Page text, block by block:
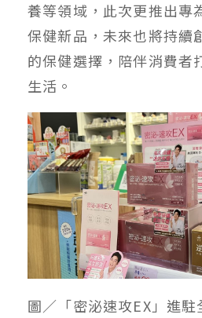
養等領域，此次更推出專
保健新品，未來也將持續
的保健選擇，陪伴消費者
生活。
圖／「密泌速攻EX」進